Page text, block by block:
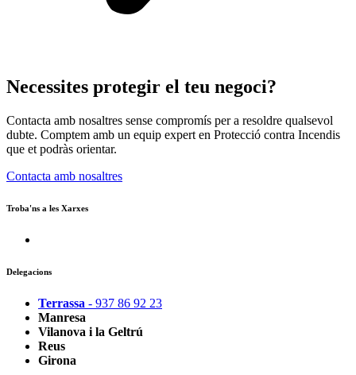
Necessites protegir el teu negoci?
Contacta amb nosaltres sense compromís per a resoldre qualsevol
dubte. Comptem amb un equip expert en Protecció contra Incendis
que et podràs orientar.
Contacta amb nosaltres
Troba'ns a les Xarxes
Delegacions
Terrassa - 937 86 92 23
Manresa
Vilanova i la Geltrú
Reus
Girona